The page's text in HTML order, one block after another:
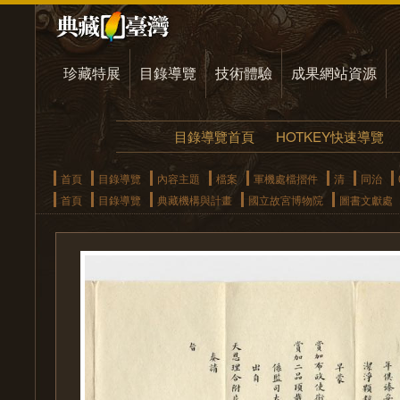
珍藏特展 目錄導覽 技術體驗 成果網站資源
目錄導覽首頁 HOTKEY快速導覽
首頁 目錄導覽 內容主題 檔案 軍機處檔摺件 清 同治
首頁
目錄導覽 典藏機構與計畫 國立故宮博物院 圖書文獻處